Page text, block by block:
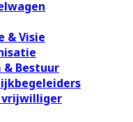
& Visie
& Bestuur
vrijwilliger